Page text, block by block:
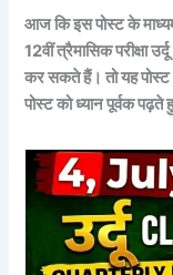
आज कि इस पोस्ट के
12वीं त्रैमासिक परीक्षा
कर सकते हैं। तो यह पोस्ट
पोस्ट को ध्यान पूर्वक